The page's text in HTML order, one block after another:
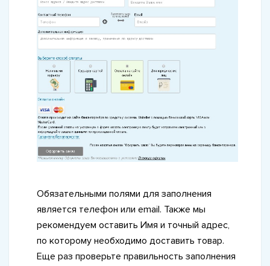
Обязательными полями для заполнения
является телефон или еmail. Также мы
рекомендуем оставить Имя и точный адрес,
по которому необходимо доставить товар.
Еще раз проверьте правильность заполнения